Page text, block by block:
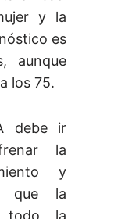
y la
es
aunque
los 75.
debe ir
la
y
que la
todo, la